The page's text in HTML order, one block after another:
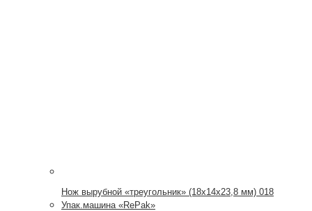
Нож вырубной «треугольник» (18х14х23,8 мм) 018
Упак.машина «RePak»